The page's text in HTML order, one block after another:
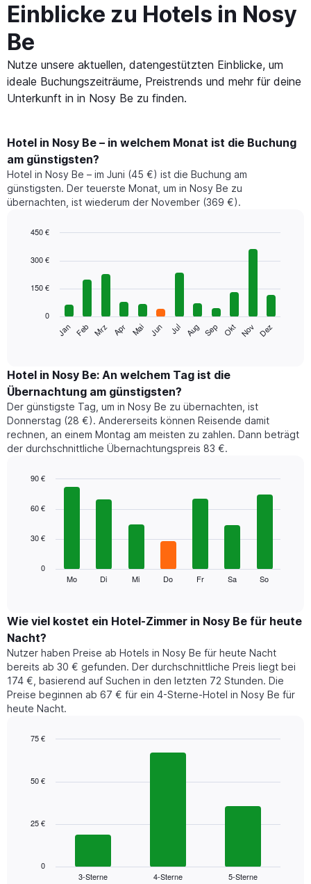
Einblicke zu Hotels in Nosy
Be
Nutze unsere aktuellen, datengestützten Einblicke, um
ideale Buchungszeiträume, Preistrends und mehr für deine
Unterkunft in in Nosy Be zu finden.
Hotel in Nosy Be – in welchem Monat ist die Buchung
am günstigsten?
Hotel in Nosy Be – im Juni (45 €) ist die Buchung am
günstigsten. Der teuerste Monat, um in Nosy Be zu
übernachten, ist wiederum der November (369 €).
chart
bars.
folgende
den
durchschnittlichen
Zimmerpreis
im
jeweiligen
Monat
an.
Diagramm
die
Monate
hat
1
Y-
Achse,
die
den
durchschnittlichen
Zimmerpreis
graphic.
Jan Feb Mrz Apr Mai Jun Jul Aug Sep Okt Nov Dez
0
150 €
300 €
450 €
Hotel in Nosy Be: An welchem Tag ist die
Übernachtung am günstigsten?
Der günstigste Tag, um in Nosy Be zu übernachten, ist
Donnerstag (28 €). Andererseits können Reisende damit
rechnen, an einem Montag am meisten zu zahlen. Dann beträgt
der durchschnittliche Übernachtungspreis 83 €.
chart
bars.
Das
folgende
den
durchschnittlichen
Preis
eines
Zimmers
für
den
jeweiligen
Das
die
Das
Mo Di Mi Do Fr Sa So
0
30 €
60 €
90 €
Wie viel kostet ein Hotel-Zimmer in Nosy Be für heute
Nacht?
Nutzer haben Preise ab Hotels in Nosy Be für heute Nacht
bereits ab 30 € gefunden. Der durchschnittliche Preis liegt bei
174 €, basierend auf Suchen in den letzten 72 Stunden. Die
Preise beginnen ab 67 € für ein 4-Sterne-Hotel in Nosy Be für
heute Nacht.
with
Das
zeigt
3-Sterne 4-Sterne 5-Sterne
0
25 €
50 €
75 €